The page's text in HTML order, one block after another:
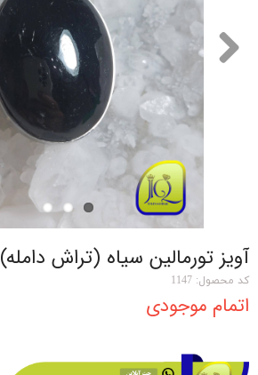
آویز تورمالین سیاه (تراش دامله)
کد محصول: 1147
اتمام موجودی